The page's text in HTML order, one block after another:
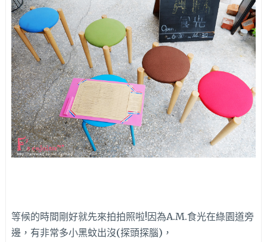
等候的時間剛好就先來拍拍照啦!因為A.M.食光在綠園道旁
邊，有非常多小黑蚊出沒(探頭探腦)，